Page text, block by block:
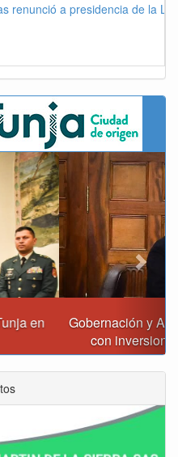
renunció a presidencia de la
revisan 120 proyectos
a $385.000 millones
Next